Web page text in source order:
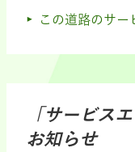
この道路のサー
「サービス
お知らせ